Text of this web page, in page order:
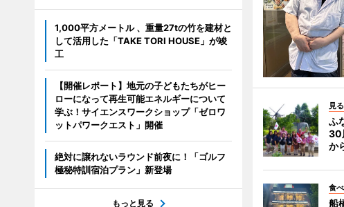
見
ふ
30
か
食
船
1,000平方メートル 、重量27tの竹を建材と
して活用した「TAKE TORI HOUSE」が竣
工
【開催レポート】地元の子どもたちがヒー
ローになって再生可能エネルギーについて
学ぶ！サイエンスワークショップ「ゼロワ
ットパワークエスト」開催
絶対に譲れないラウンド前夜に！「ゴルフ
極秘特訓宿泊プラン」新登場
もっと見る